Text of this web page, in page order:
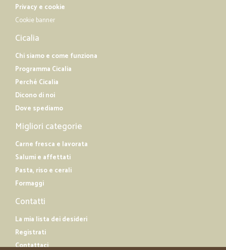
Privacy e cookie
Cookie banner
Cicalia
Chi siamo e come funziona
Programma Cicalia
Perché Cicalia
Dicono di noi
Dove spediamo
Migliori categorie
Carne fresca e lavorata
Salumi e affettati
Pasta, riso e cerali
Formaggi
Contatti
La mia lista dei desideri
Registrati
Contattaci